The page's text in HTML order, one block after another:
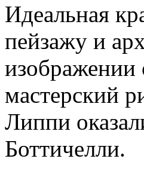
Идеальная
пейзажу и
мастерский
Липпи
Боттичелли.